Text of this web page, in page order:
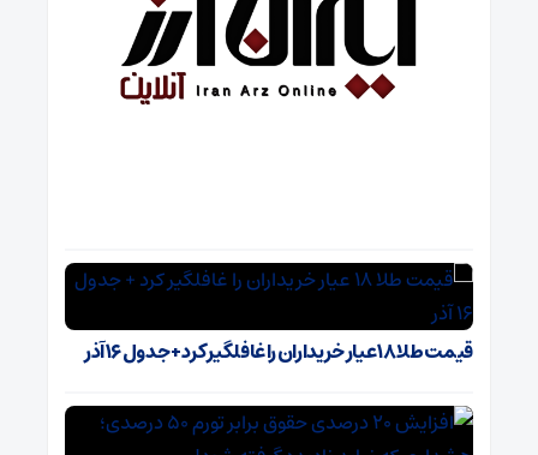
قیمت طلا ۱۸ عیار خریداران را غافلگیر کرد + جدول ۱۶ آذر